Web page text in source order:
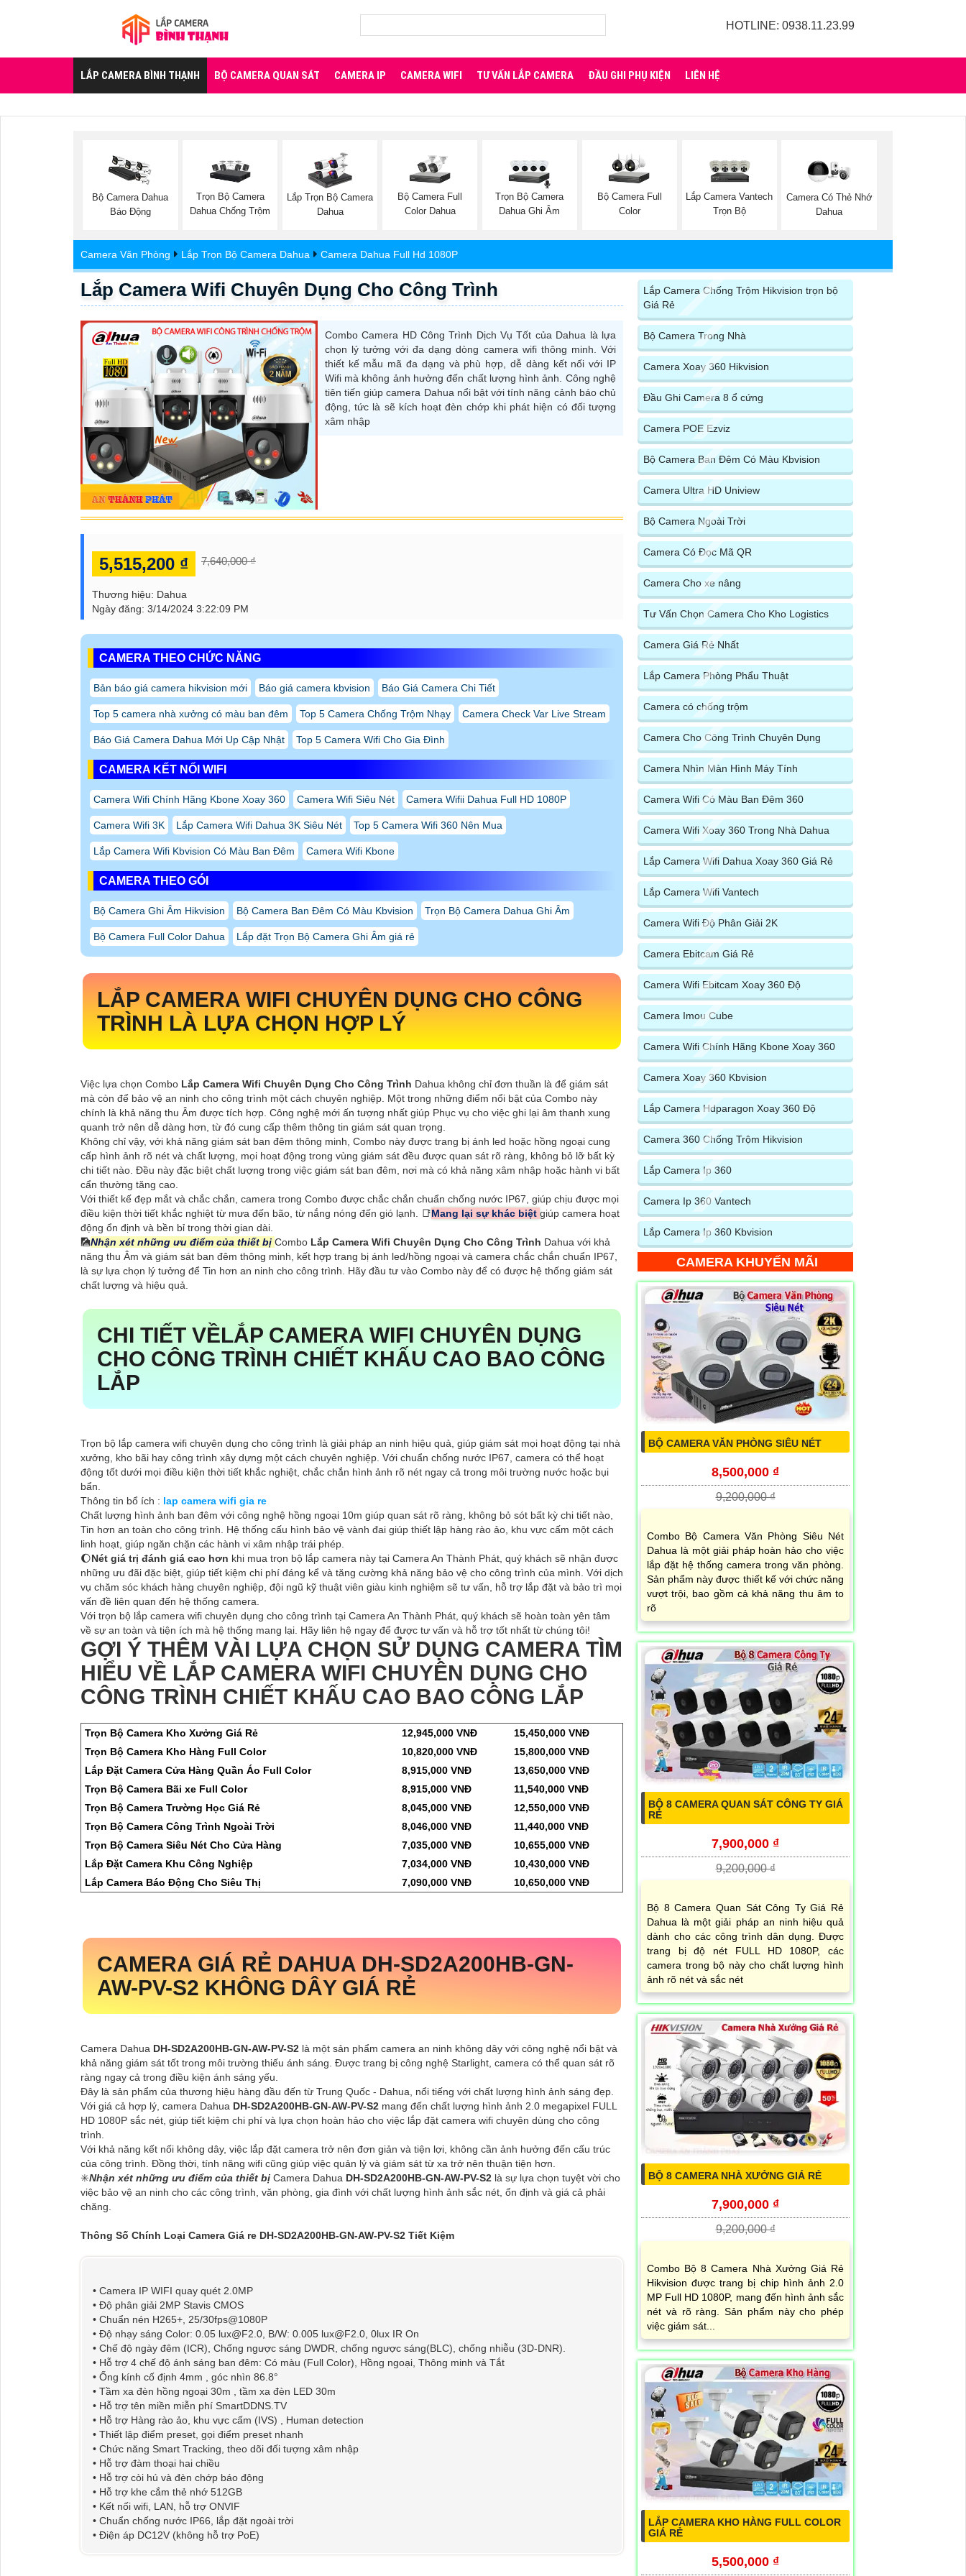
HOTLINE: 0938.11.23.99
LẮP CAMERA BÌNH THẠNH BỘ CAMERA QUAN SÁT CAMERA IP CAMERA WIFI TƯ VẤN LẮP CAMERA ĐẦU GHI PHỤ KIỆN LIÊN HỆ
Bộ Camera Dahua
Báo Động
Trọn Bộ Camera
Dahua Chống Trộm
Lắp Trọn Bộ Camera
Dahua
Bộ Camera Full
Color Dahua
Trọn Bộ Camera
Dahua Ghi Âm
Bộ Camera Full
Color
Lắp Camera Vantech
Trọn Bộ
Camera Có Thẻ Nhớ
Dahua
Camera Văn Phòng Lắp Trọn Bộ Camera Dahua Camera Dahua Full Hd 1080P
Lắp Camera Wifi Chuyên Dụng Cho Công Trình
Combo Camera HD Công Trình Dịch Vụ Tốt của Dahua là lựa
chọn lý tưởng với đa dạng dòng camera wifi thông minh. Với
thiết kế mẫu mã đa dạng và phù hợp, dễ dàng kết nối với IP
Wifi mà không ảnh hưởng đến chất lượng hình ảnh. Công nghệ
tiên tiến giúp camera Dahua nổi bật với tính năng cảnh báo chủ
động, tức là sẽ kích hoạt đèn chớp khi phát hiện có đối tượng
xâm nhập
5,515,200 ₫ 7,640,000 ₫
Thương hiệu: Dahua
Ngày đăng: 3/14/2024 3:22:09 PM
CAMERA THEO CHỨC NĂNG
Bản báo giá camera hikvision mới Báo giá camera kbvision Báo Giá Camera Chi Tiết
Top 5 camera nhà xưởng có màu ban đêm Top 5 Camera Chống Trộm Nhạy Camera Check Var Live Stream
Báo Giá Camera Dahua Mới Up Cập Nhật Top 5 Camera Wifi Cho Gia Đình
CAMERA KẾT NỐI WIFI
Camera Wifi Chính Hãng Kbone Xoay 360 Camera Wifi Siêu Nét Camera Wifii Dahua Full HD 1080P
Camera Wifi 3K Lắp Camera Wifi Dahua 3K Siêu Nét Top 5 Camera Wifi 360 Nên Mua
Lắp Camera Wifi Kbvision Có Màu Ban Đêm Camera Wifi Kbone
CAMERA THEO GÓI
Bộ Camera Ghi Âm Hikvision Bộ Camera Ban Đêm Có Màu Kbvision Trọn Bộ Camera Dahua Ghi Âm
Bộ Camera Full Color Dahua Lắp đặt Trọn Bộ Camera Ghi Âm giá rẻ
LẮP CAMERA WIFI CHUYÊN DỤNG CHO CÔNG
TRÌNH LÀ LỰA CHỌN HỢP LÝ
Việc lựa chọn Combo Lắp Camera Wifi Chuyên Dụng Cho Công Trình Dahua không chỉ đơn thuần là để giám sát
mà còn để bảo vệ an ninh cho công trình một cách chuyên nghiệp. Một trong những điểm nổi bật của Combo này
chính là khả năng thu Âm được tích hợp. Công nghệ mới ấn tượng nhất giúp Phục vụ cho việc ghi lại âm thanh xung
quanh trở nên dễ dàng hơn, từ đó cung cấp thêm thông tin giám sát quan trọng.
Không chỉ vậy, với khả năng giám sát ban đêm thông minh, Combo này được trang bị ánh led hoặc hồng ngoại cung
cấp hình ảnh rõ nét và chất lượng, mọi hoạt động trong vùng giám sát đều được quan sát rõ ràng, không bỏ lỡ bất kỳ
chi tiết nào. Đều này đặc biệt chất lượng trong việc giám sát ban đêm, nơi mà có khả năng xâm nhập hoặc hành vi bất
cẩn thường tăng cao.
Với thiết kế đẹp mắt và chắc chắn, camera trong Combo được chắc chắn chuẩn chống nước IP67, giúp chịu được mọi
điều kiện thời tiết khắc nghiệt từ mưa đến bão, từ nắng nóng đến gió lạnh. 📑Mang lại sự khác biệt giúp camera hoạt
động ổn định và bền bỉ trong thời gian dài.
🎑Nhận xét những ưu điểm của thiết bị Combo Lắp Camera Wifi Chuyên Dụng Cho Công Trình Dahua với khả
năng thu Âm và giám sát ban đêm thông minh, kết hợp trang bị ánh led/hồng ngoại và camera chắc chắn chuẩn IP67,
là sự lựa chọn lý tưởng để Tin hơn an ninh cho công trình. Hãy đầu tư vào Combo này để có được hệ thống giám sát
chất lượng và hiệu quả.
CHI TIẾT VỀLẮP CAMERA WIFI CHUYÊN DỤNG
CHO CÔNG TRÌNH CHIẾT KHẤU CAO BAO CÔNG
LẮP
Trọn bộ lắp camera wifi chuyên dụng cho công trình là giải pháp an ninh hiệu quả, giúp giám sát mọi hoạt động tại nhà
xưởng, kho bãi hay công trình xây dựng một cách chuyên nghiệp. Với chuẩn chống nước IP67, camera có thể hoạt
động tốt dưới mọi điều kiện thời tiết khắc nghiệt, chắc chắn hình ảnh rõ nét ngay cả trong môi trường nước hoặc bụi
bẩn.
Thông tin bổ ích : lap camera wifi gia re
Chất lượng hình ảnh ban đêm với công nghệ hồng ngoại 10m giúp quan sát rõ ràng, không bỏ sót bất kỳ chi tiết nào,
Tin hơn an toàn cho công trình. Hệ thống cấu hình bảo vệ vành đai giúp thiết lập hàng rào ảo, khu vực cấm một cách
linh hoạt, giúp ngăn chặn các hành vi xâm nhập trái phép.
🌔Nét giá trị đánh giá cao hơn khi mua trọn bộ lắp camera này tại Camera An Thành Phát, quý khách sẽ nhận được
những ưu đãi đặc biệt, giúp tiết kiệm chi phí đáng kể và tăng cường khả năng bảo vệ cho công trình của mình. Với dịch
vụ chăm sóc khách hàng chuyên nghiệp, đội ngũ kỹ thuật viên giàu kinh nghiệm sẽ tư vấn, hỗ trợ lắp đặt và bảo trì mọi
vấn đề liên quan đến hệ thống camera.
Với trọn bộ lắp camera wifi chuyên dụng cho công trình tại Camera An Thành Phát, quý khách sẽ hoàn toàn yên tâm
về sự an toàn và tiện ích mà hệ thống mang lại. Hãy liên hệ ngay để được tư vấn và hỗ trợ tốt nhất từ chúng tôi!
GỢI Ý THÊM VÀI LỰA CHỌN SỬ DỤNG CAMERA TÌM
HIỂU VỀ LẮP CAMERA WIFI CHUYÊN DỤNG CHO
CÔNG TRÌNH CHIẾT KHẤU CAO BAO CÔNG LẮP
Trọn Bộ Camera Kho Xưởng Giá Rẻ 12,945,000 VNĐ
15,450,000 VNĐ
Trọn Bộ Camera Kho Hàng Full Color
10,820,000 VNĐ
15,800,000 VNĐ
Lắp Đặt Camera Cửa Hàng Quần Áo Full Color
8,915,000 VNĐ
13,650,000 VNĐ
Trọn Bộ Camera Bãi xe Full Color
8,915,000 VNĐ
11,540,000 VNĐ
Trọn Bộ Camera Trường Học Giá Rẻ
8,045,000 VNĐ
12,550,000 VNĐ
Trọn Bộ Camera Công Trình Ngoài Trời
8,046,000 VNĐ
11,440,000 VNĐ
Trọn Bộ Camera Siêu Nét Cho Cửa Hàng
7,035,000 VNĐ
10,655,000 VNĐ
Lắp Đặt Camera Khu Công Nghiệp
7,034,000 VNĐ
10,430,000 VNĐ
Lắp Camera Báo Động Cho Siêu Thị
7,090,000 VNĐ 10,650,000 VNĐ
CAMERA GIÁ RẺ DAHUA DH-SD2A200HB-GN-
AW-PV-S2 KHÔNG DÂY GIÁ RẺ
Camera Dahua DH-SD2A200HB-GN-AW-PV-S2 là một sản phẩm camera an ninh không dây với công nghệ nổi bật và
khả năng giám sát tốt trong môi trường thiếu ánh sáng. Được trang bị công nghệ Starlight, camera có thể quan sát rõ
ràng ngay cả trong điều kiện ánh sáng yếu.
Đây là sản phẩm của thương hiệu hàng đầu đến từ Trung Quốc - Dahua, nổi tiếng với chất lượng hình ảnh sáng đẹp.
Với giá cả hợp lý, camera Dahua DH-SD2A200HB-GN-AW-PV-S2 mang đến chất lượng hình ảnh 2.0 megapixel FULL
HD 1080P sắc nét, giúp tiết kiệm chi phí và lựa chọn hoàn hảo cho việc lắp đặt camera wifi chuyên dùng cho công
trình.
Với khả năng kết nối không dây, việc lắp đặt camera trở nên đơn giản và tiện lợi, không cần ảnh hưởng đến cấu trúc
của công trình. Đồng thời, tính năng wifi cũng giúp việc quản lý và giám sát từ xa trở nên thuận tiện hơn.
✳️Nhận xét những ưu điểm của thiết bị Camera Dahua DH-SD2A200HB-GN-AW-PV-S2 là sự lựa chọn tuyệt vời cho
việc bảo vệ an ninh cho các công trình, văn phòng, gia đình với chất lượng hình ảnh sắc nét, ổn định và giá cả phải
chăng.
Thông Số Chính Loại Camera Giá re DH-SD2A200HB-GN-AW-PV-S2 Tiết Kiệm
• Camera IP WIFI quay quét 2.0MP
• Độ phân giải 2MP Stavis CMOS
• Chuẩn nén H265+, 25/30fps@1080P
• Độ nhạy sáng Color: 0.05 lux@F2.0, B/W: 0.005 lux@F2.0, 0lux IR On
• Chế độ ngày đêm (ICR), Chống ngược sáng DWDR, chống ngược sáng(BLC), chống nhiễu (3D-DNR).
• Hỗ trợ 4 chế độ ánh sáng ban đêm: Có màu (Full Color), Hồng ngoại, Thông minh và Tắt
• Ống kính cố định 4mm , góc nhìn 86.8°
• Tầm xa đèn hồng ngoại 30m , tầm xa đèn LED 30m
• Hỗ trợ tên miền miễn phí SmartDDNS.TV
• Hỗ trợ Hàng rào ảo, khu vực cấm (IVS) , Human detection
• Thiết lập điểm preset, gọi điểm preset nhanh
• Chức năng Smart Tracking, theo dõi đối tượng xâm nhập
• Hỗ trợ đàm thoại hai chiều
• Hỗ trợ còi hú và đèn chớp báo động
• Hỗ trợ khe cắm thẻ nhớ 512GB
• Kết nối wifi, LAN, hỗ trợ ONVIF
• Chuẩn chống nước IP66, lắp đặt ngoài trời
• Điện áp DC12V (không hỗ trợ PoE)
Lắp Camera Chống Trộm Hikvision trọn bộ
Giá Rẻ
Bộ Camera Trong Nhà
Camera Xoay 360 Hikvision
Đầu Ghi Camera 8 ổ cứng
Camera POE Ezviz
Bộ Camera Ban Đêm Có Màu Kbvision
Camera Ultra HD Uniview
Bộ Camera Ngoài Trời
Camera Có Đọc Mã QR
Camera Cho xe nâng
Tư Vấn Chọn Camera Cho Kho Logistics
Camera Giá Rẻ Nhất
Lắp Camera Phòng Phẩu Thuật
Camera có chống trộm
Camera Cho Công Trình Chuyên Dụng
Camera Nhìn Màn Hình Máy Tính
Camera Wifi Có Màu Ban Đêm 360
Camera Wifi Xoay 360 Trong Nhà Dahua
Lắp Camera Wifi Dahua Xoay 360 Giá Rẻ
Lắp Camera Wifi Vantech
Camera Wifi Độ Phân Giải 2K
Camera Ebitcam Giá Rẻ
Camera Wifi Ebitcam Xoay 360 Độ
Camera Imou Cube
Camera Wifi Chính Hãng Kbone Xoay 360
Camera Xoay 360 Kbvision
Lắp Camera Hdparagon Xoay 360 Độ
Camera 360 Chống Trộm Hikvision
Lắp Camera Ip 360
Camera Ip 360 Vantech
Lắp Camera Ip 360 Kbvision
CAMERA KHUYẾN MÃI
BỘ CAMERA VĂN PHÒNG SIÊU NÉT
8,500,000 ₫
9,200,000 ₫
Combo Bộ Camera Văn Phòng Siêu Nét
Dahua là một giải pháp hoàn hảo cho việc
lắp đặt hệ thống camera trong văn phòng.
Sản phẩm này được thiết kế với chức năng
vượt trội, bao gồm cả khả năng thu âm to
rõ
BỘ 8 CAMERA QUAN SÁT CÔNG TY GIÁ
RẺ
7,900,000 ₫
9,200,000 ₫
Bộ 8 Camera Quan Sát Công Ty Giá Rẻ
Dahua là một giải pháp an ninh hiệu quả
dành cho các công trình dân dụng. Được
trang bị độ nét FULL HD 1080P, các
camera trong bộ này cho chất lượng hình
ảnh rõ nét và sắc nét
BỘ 8 CAMERA NHÀ XƯỞNG GIÁ RẺ
7,900,000 ₫
9,200,000 ₫
Combo Bộ 8 Camera Nhà Xưởng Giá Rẻ
Hikvision được trang bị chip hình ảnh 2.0
MP Full HD 1080P, mang đến hình ảnh sắc
nét và rõ ràng. Sản phẩm này cho phép
việc giám sát...
LẮP CAMERA KHO HÀNG FULL COLOR
GIÁ RẺ
5,500,000 ₫